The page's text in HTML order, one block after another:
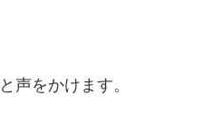
声をかけます。